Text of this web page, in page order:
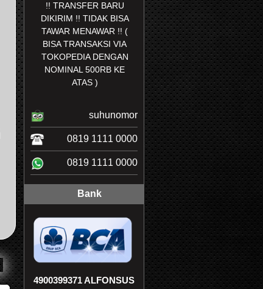
!! TRANSFER BARU
DIKIRIM !! TIDAK BISA
TAWAR MENAWAR !! (
BISA TRANSAKSI VIA
TOKOPEDIA DENGAN
NOMINAL 500RB KE
ATAS )
suhunomor
0819 1111 0000
0819 1111 0000
Bank
4900399371 ALFONSUS